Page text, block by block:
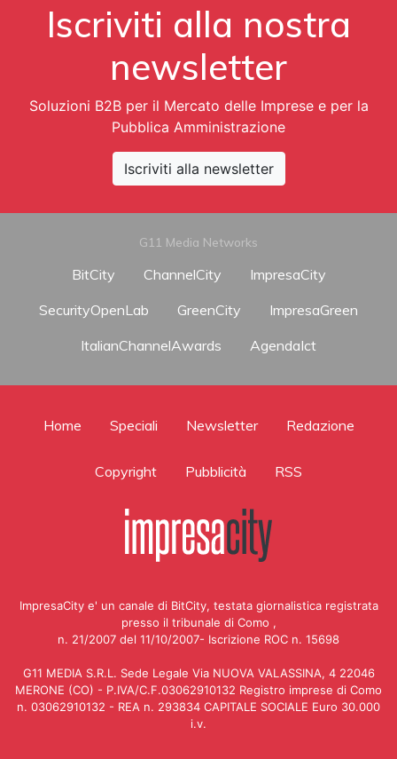
Iscriviti alla nostra
newsletter
Soluzioni B2B per il Mercato delle Imprese e per la
Pubblica Amministrazione
Iscriviti alla newsletter
G11 Media Networks
BitCity ChannelCity
ImpresaCity
SecurityOpenLab
GreenCity
ImpresaGreen
ItalianChannelAwards
AgendaIct
Home Speciali Newsletter Redazione
Copyright Pubblicità RSS
ImpresaCity e' un canale di BitCity, testata giornalistica registrata
presso il tribunale di Como ,
n. 21/2007 del 11/10/2007- Iscrizione ROC n. 15698
G11 MEDIA S.R.L. Sede Legale Via NUOVA VALASSINA, 4 22046
MERONE (CO) - P.IVA/C.F.03062910132 Registro imprese di Como
n. 03062910132 - REA n. 293834 CAPITALE SOCIALE Euro 30.000
i.v.